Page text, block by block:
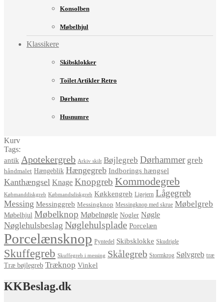
Konsolben
Møbelhjul
Klassikere
Skibsklokker
Toilet Artikler Retro
Dørhamre
Husnumre
Kurv
Tags:
antik Apotekergreb Arkiv skilt Bøjlegreb Dørhammer greb
håndmalet Hængeblik Hængegreb Indborings hængsel
Kanthængsel Knage Knopgreb Kommodegreb
Købmanddiskgreb Købmandsdiskgreb Køkkengreb Ligejern Lågegreb
Messing Messinggreb Messingknop Messingknop med skrue Møbelgreb
Møbelhjul Møbelknop Møbelnøgle Nogler Nøgle
Nøglehulsbeslag Nøglehulsplade Porcelæn
Porcelænsknop Pyntedel Skibsklokke Skudrigle
Skuffegreb Skuffegreb i messing Skålegreb Stormkrog Sølvgreb træ
Træ bøjlegreb Træknop Vinkel
KKBeslag.dk